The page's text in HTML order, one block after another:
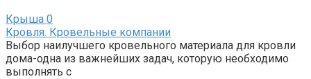
Крыша 0
Кровля. Кровельные компании
Выбор наилучшего кровельного материала для кровли
дома-одна из важнейших задач, которую необходимо
выполнять с